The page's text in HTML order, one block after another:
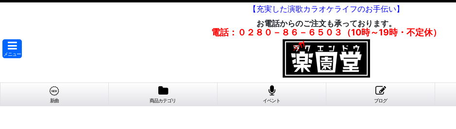
【充実した演歌カラオケライフのお手伝い】
お電話からのご注文も承っております。
電話：０２８０－８６－６５０３（10時～19時・不定休）
メニュー
新曲 商品カテゴリ イベント ブログ